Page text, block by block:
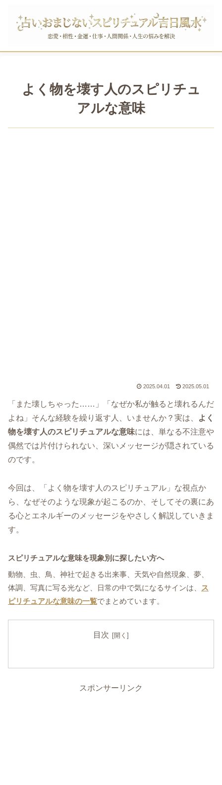
よく物を壊す人のスピリチュ
アルな意味
2025.04.01 2025.05.01
「また壊しちゃった……」「なぜか私が触ると壊れるんだ
よね」そんな経験を繰り返す人、いませんか？実は、
よく
物を壊す人のスピリチュアルな意味には、単なる不注意や
偶然では片付けられない、深いメッセージが隠されている
のです。
今回は、「よく物を壊す人のスピリチュアル」な視点か
ら、なぜそのような現象が起こるのか、そしてその裏にあ
る心とエネルギーのメッセージをやさしく解説していきま
す。
スピリチュアルな意味を現象別に探したい方へ
動物、虫、鳥、神社で起きる出来事、天気や自然現象、夢、
体調、写真に写る光など、日常の中で気になるサインは、
ス
ピリチュアルな意味の一覧でまとめています。
目次
スポンサーリンク